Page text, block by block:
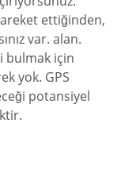
ettiğinden,
var. alan.
bulmak için
yok. GPS
potansiyel